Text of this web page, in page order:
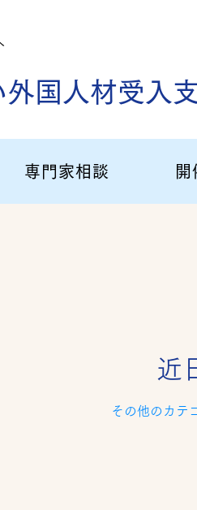
国人材受入
専門家相談 開
近
その他のカテ